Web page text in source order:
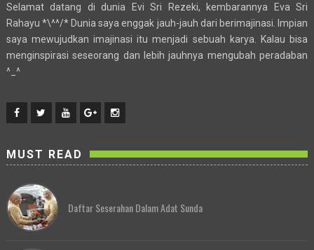
Selamat datang di dunia Evi Sri Rezeki, kembarannya Eva Sri
Rahayu *\^^/* Dunia saya enggak jauh-jauh dari berimajinasi. Impian
saya mewujudkan imajinasi itu menjadi sebuah karya. Kalau bisa
menginspirasi seseorang dan lebih jauhnya mengubah peradaban
^_^
MUST READ
Daftar Seserahan Dalam Adat Sunda